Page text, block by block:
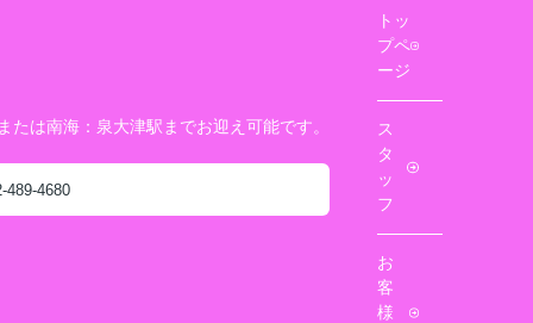
は南海：泉大津駅までお迎え可能です。
489-4680
トッ
プペ
ージ
ス
タ
ッ
フ
お
客
様